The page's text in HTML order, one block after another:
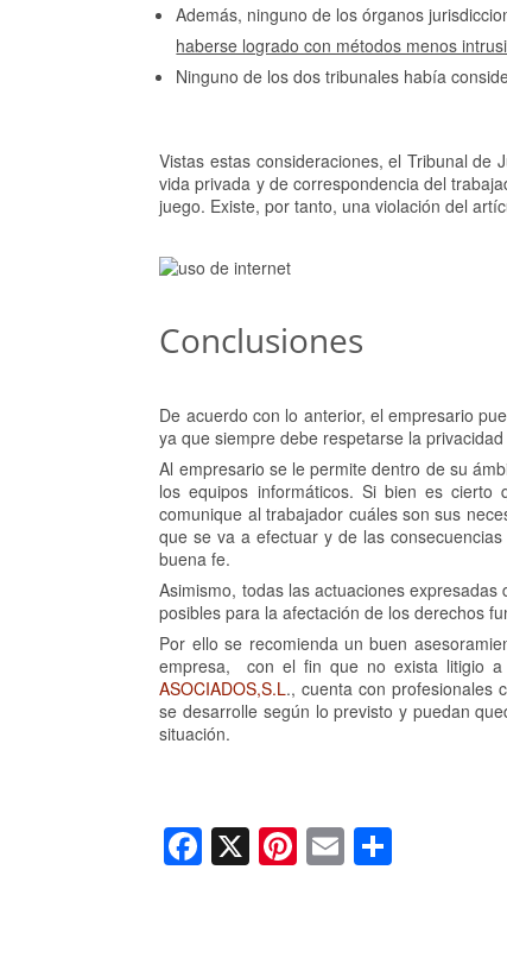
Además, ninguno de los órganos
haberse logrado con métodos menos
Ninguno de los dos tribunales había
Vistas estas consideraciones, el Tribunal de
vida privada y de correspondencia del
juego. Existe, por tanto, una violación del
Conclusiones
De acuerdo con lo anterior, el empresario
ya que siempre debe respetarse la
Al empresario se le permite dentro de su
los equipos informáticos. Si bien es
comunique al trabajador cuáles son sus
que se va a efectuar y de las
buena fe.
Asimismo, todas las actuaciones
posibles para la afectación de los derechos
Por ello se recomienda un buen
empresa, con el fin que no exista litigio a
ASOCIADOS,S.L., cuenta con profesionales
se desarrolle según lo previsto y puedan
situación.
F X Pi E